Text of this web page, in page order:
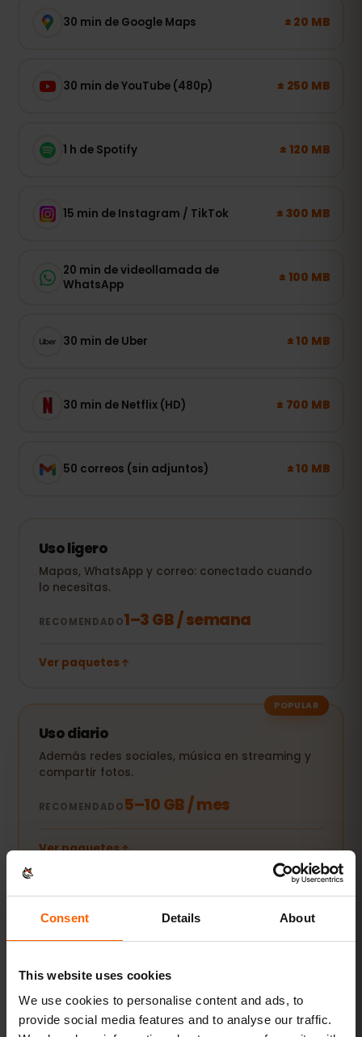
Consent Details About
This website uses cookies
We use cookies to personalise content and ads, to
provide social media features and to analyse our traffic.
30 min de Google Maps ± 20 MB
30 min de YouTube (480p) ± 250 MB
1 h de Spotify ± 120 MB
15 min de Instagram / TikTok ± 300 MB
20 min de videollamada de
WhatsApp
± 100 MB
30 min de Uber ± 10 MB
30 min de Netflix (HD) ± 700 MB
50 correos (sin adjuntos) ± 10 MB
Uso ligero
Mapas, WhatsApp y correo: conectado cuando
lo necesitas.
RECOMENDADO1–3 GB / semana
Ver paquetes
POPULAR
Uso diario
Además redes sociales, música en streaming y
compartir fotos.
RECOMENDADO5–10 GB / mes
Ver paquetes
Streaming y hotspot
Vídeos, videollamadas y conexión para tu
20 GB+ o Ilimitado
Ver paquetes